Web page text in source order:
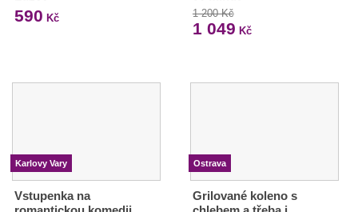
590 Kč 1 200 Kč
1 049 Kč
Karlovy Vary
Vstupenka na
Ostrava
Grilované koleno s